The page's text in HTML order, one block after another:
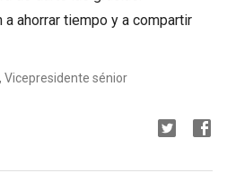
ahorrar tiempo y a compartir
Vicepresidente sénior